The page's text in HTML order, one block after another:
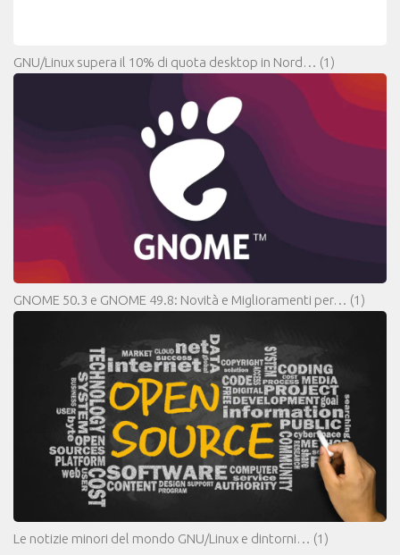
GNU/Linux supera il 10% di quota desktop in Nord… (1)
GNOME 50.3 e GNOME 49.8: Novità e Miglioramenti per… (1)
Le notizie minori del mondo GNU/Linux e dintorni… (1)